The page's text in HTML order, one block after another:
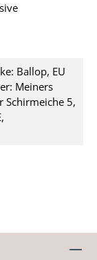
Ballop, EU
Meiners
Schirmeiche 5,